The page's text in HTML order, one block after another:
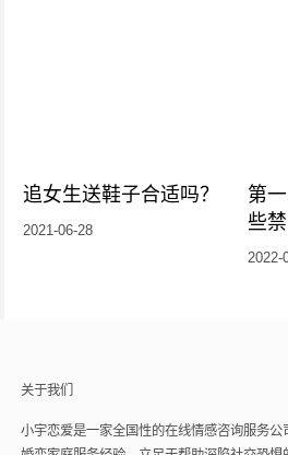
追女生送鞋子合适吗？
2021-06-28
第
些禁
2022-
关于我们
小宇恋爱是一家全国性的在线情感咨询服务